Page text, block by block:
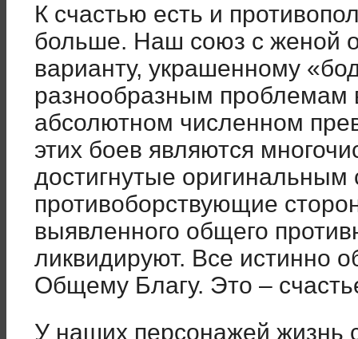
К счастью есть и
больше. Наш союз с женой
варианту, украшенному
разнообразным проблемам
абсолютном численном
этих боев являются
достигнутые оригинальным
противоборствующие
выявленного общего
ликвидируют. Все истинно
Общему Благу. Это –
У наших персонажей жизнь